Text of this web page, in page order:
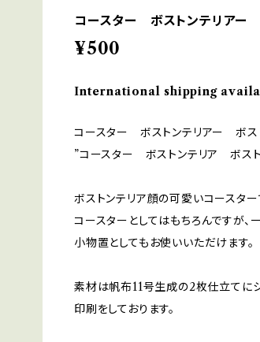
コースター ボストンテリアー
¥500
International shipping
コースター ボストンテリアー ボス
”コースター ボストンテリア ボスト
ボストンテリア顔の可愛いコースター
コースターとしてはもちろんですが、
小物置としてもお使いいただけます。
素材は帆布11号生成の2枚仕立てに
印刷をしております。